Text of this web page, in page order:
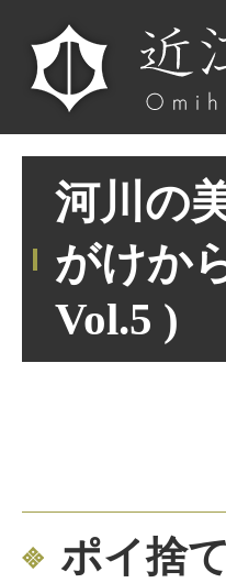
河川の
がけか
Vol.5 )
ポイ捨